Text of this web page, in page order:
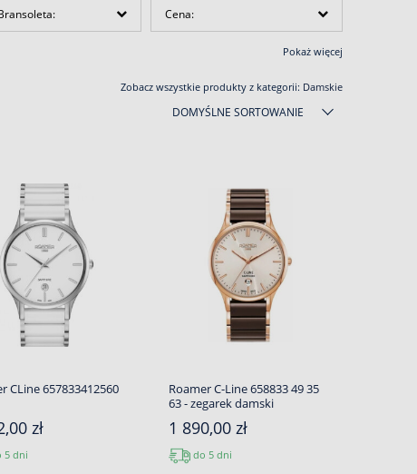
Cena:
Pokaż więcej
Zobacz wszystkie produkty z kategorii: Damskie
DOMYŚLNE SORTOWANIE
CLine 657833412560
zł
5 dni
Roamer C-Line 658833 49 35
63 - zegarek damski
1 890,00 zł
do 5 dni